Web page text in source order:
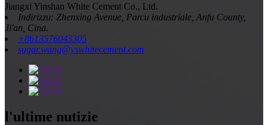
Jiangxi Yinshan White Cement Co., Ltd.
Indirizzu: Zhenxing Avenue, Parcu industriale, Anfu County,
Ji'an, Cina.
+8613576043305
sugar.wang@yswhitecement.com
l'ultime nutizie